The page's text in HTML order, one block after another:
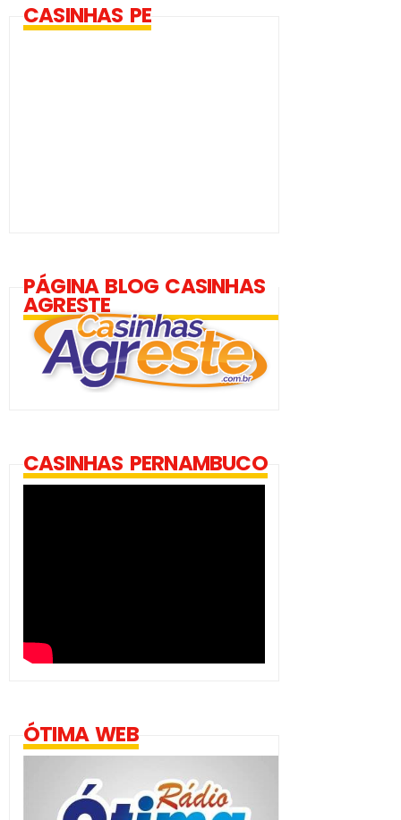
CASINHAS PE
PÁGINA BLOG CASINHAS
AGRESTE
CASINHAS PERNAMBUCO
ÓTIMA WEB